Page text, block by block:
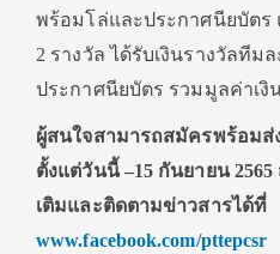
พร้อมโล่และประกาศนียบัตร
2 รางวัล ได้รับเงินรางวัลทีม
ประกาศนียบัตร รวมมูลค่าเงิ
ผู้สนใจสามารถสมัครพร้อมส่
ตั้งแต่วันนี้ –15 กันยายน
เติมและติดตามข่าวสารได้ที่
www.facebook.com/pttepcsr